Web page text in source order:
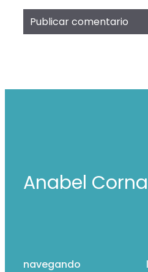
Anabel
navegando